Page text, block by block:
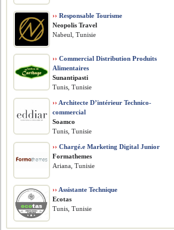
›› Responsable Tourisme
Neopolis Travel
Nabeul, Tunisie
›› Commercial Distribution Produits
Alimentaires
Sunantipasti
Tunis, Tunisie
›› Architecte D’intérieur Technico-
commercial
Soamco
Tunis, Tunisie
›› Chargé.e Marketing Digital Junior
Formathemes
Ariana, Tunisie
›› Assistante Technique
Ecotas
Tunis, Tunisie